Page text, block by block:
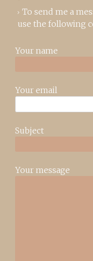
To send me a
use the following
Your name
Your email
Subject
Your message